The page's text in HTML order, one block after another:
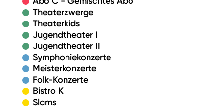
Theaterzwerge
Theaterkids
Jugendtheater I
Jugendtheater II
Symphoniekonzerte
Meisterkonzerte
Folk-Konzerte
Bistro K
Slams